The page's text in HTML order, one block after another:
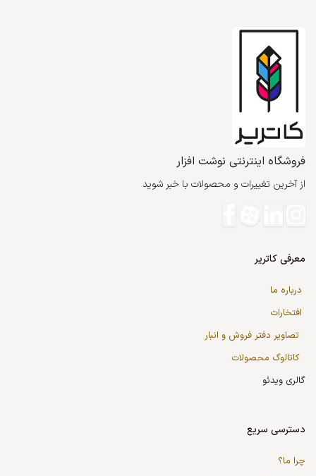
فروشگاه اینترنتی نوشت افزار
از آخرین تغییرات و محصولات با خبر شوید
معرفی کاتریر
درباره ما
افتخارات
تصاویر دفتر فروش و انبار
کاتالوگ محصولات
گالری ویدئو
دسترسی سریع
چرا ما؟